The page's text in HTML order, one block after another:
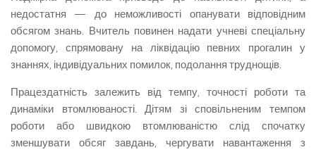
недостатня — до неможливості опанувати відповідним
обсягом знань. Вчитель повинен надати учневі спеціальну
допомогу, спрямовану на ліквідацію певних прогалин у
знаннях, індивідуальних помилок, подолання труднощів.
Працездатність залежить від темпу, точності роботи та
динаміки втомлюваності. Дітям зі сповільненим темпом
роботи або швидкою втомлюваністю слід спочатку
зменшувати обсяг завдань, чергувати навантаження з